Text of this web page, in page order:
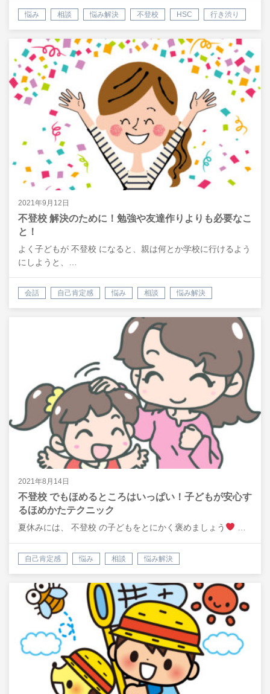
悩み 相談 悩み解決 不登校 HSC 行き渋り
2021年9月12日
不登校 解決のために！勉強や友達作りよりも必要なこ
と！
よく子どもが 不登校 になると、親は何とか学校に行けるよう
にしようと、…
会話 自己肯定感 悩み 相談 悩み解決
2021年8月14日
不登校 でもほめるところはいっぱい！子どもが安心す
るほめかたテクニック
夏休みには、 不登校 の子どもをとにかく褒めましょう
自己肯定感 悩み 相談 悩み解決